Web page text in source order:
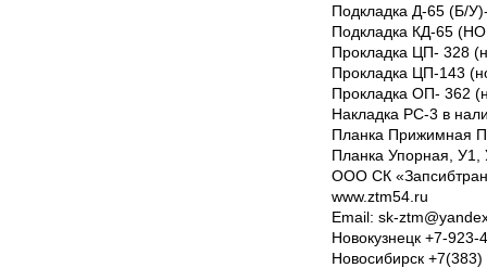
Подкладка Д-65 (Б/
Подкладка КД-65
Прокладка ЦП- 328
Прокладка ЦП-143
Прокладка ОП- 362
Накладка РС-3 в
Планка Прижимная
Планка Упорная,
ООО СК
www.ztm54.ru
Email: sk-
Новокузнецк +7-
Новосибирск